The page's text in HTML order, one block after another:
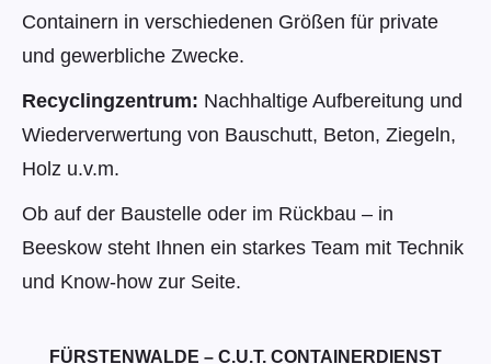
Containern in verschiedenen Größen für private
und gewerbliche Zwecke.
Recyclingzentrum: Nachhaltige Aufbereitung und
Wiederverwertung von Bauschutt, Beton, Ziegeln,
Holz u.v.m.
Ob auf der Baustelle oder im Rückbau – in
Beeskow steht Ihnen ein starkes Team mit Technik
und Know-how zur Seite.
FÜRSTENWALDE – C.U.T. CONTAINERDIENST